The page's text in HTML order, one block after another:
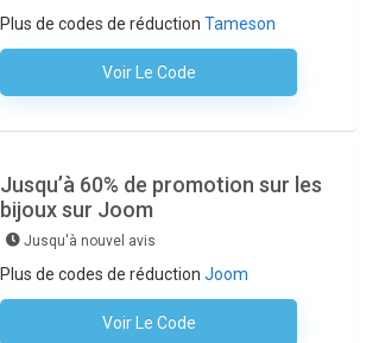
Plus de codes de réduction Tameson
Voir Le Code
Aucun Code N'est Nécessaire
Jusqu’à 60% de promotion sur les
bijoux sur Joom
Jusqu'à nouvel avis
Plus de codes de réduction Joom
Voir Le Code
Aucun Code N'est Nécessaire